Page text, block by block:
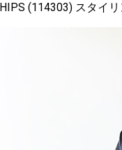
(114303) スタイ